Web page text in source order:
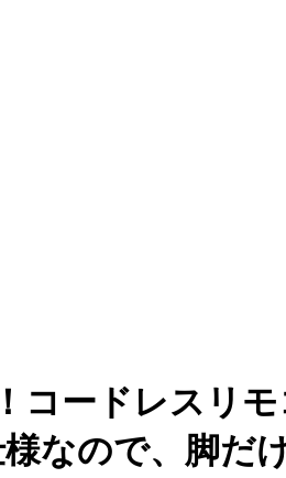
コードレスリ
なので、脚だ